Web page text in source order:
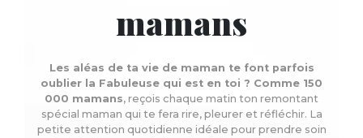
mamans
Les aléas de ta vie de maman te font parfois
oublier la Fabuleuse qui est en toi ? Comme 150
000 mamans, reçois chaque matin ton remontant
spécial maman qui te fera rire, pleurer et réfléchir. La
petite attention quotidienne idéale pour prendre soin